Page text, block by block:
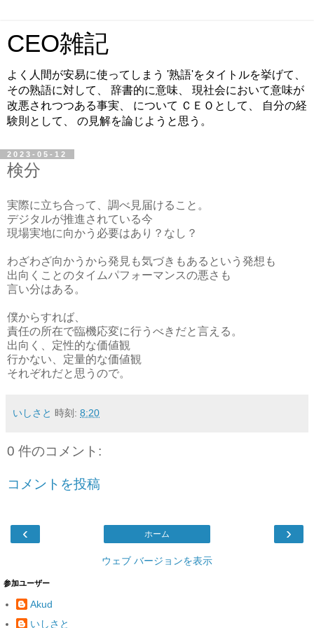
CEO雑記
よく人間が安易に使ってしまう '熟語'をタイトルを挙げて、
その熟語に対して、 辞書的に意味、 現社会において意味が
改悪されつつある事実、 について ＣＥＯとして、 自分の経
験則として、 の見解を論じようと思う。
2023-05-12
検分
実際に立ち合って、調べ見届けること。
デジタルが推進されている今
現場実地に向かう必要はあり？なし？
わざわざ向かうから発見も気づきもあるという発想も
出向くことのタイムパフォーマンスの悪さも
言い分はある。
僕からすれば、
責任の所在で臨機応変に行うべきだと言える。
出向く、定性的な価値観
行かない、定量的な価値観
それぞれだと思うので。
いしさと 時刻: 8:20
0 件のコメント:
コメントを投稿
‹ ›
ホーム
ウェブ バージョンを表示
参加ユーザー
Akud
いしさと